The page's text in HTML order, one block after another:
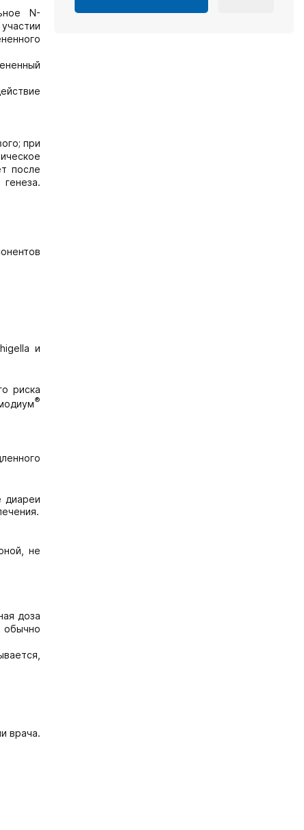
N-
при
после
и
риска
®
диареи
не
доза
обычно
врача.